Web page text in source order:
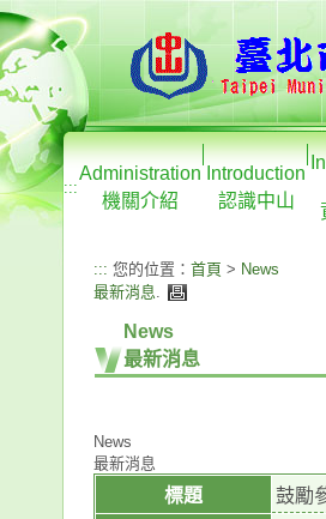
:::
Administration
機關介紹
Introduction
認識中山
::: 您的位置： 首頁 > News
最新消息.
News
最新消息
News
最新消息
標題
鼓勵